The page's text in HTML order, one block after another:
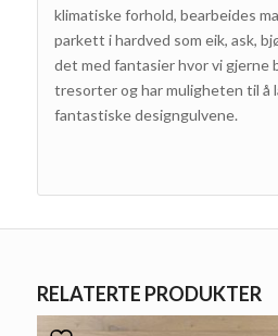
klimatiske forhold, bearbeides
parkett i hardved som eik, ask,
det med fantasier hvor vi gjerne
tresorter og har muligheten til å
fantastiske designgulvene.
RELATERTE PRODUKTER